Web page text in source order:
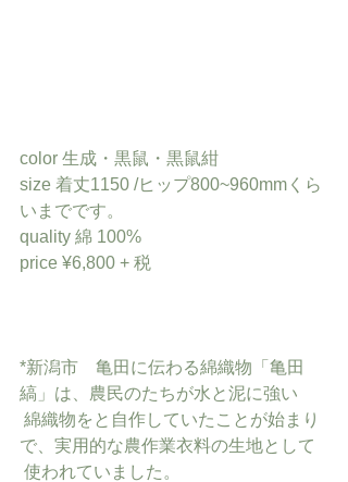
color 生成・黒鼠・黒鼠紺
size 着丈1150 /ヒップ800~960mmくら
いまでです。
quality 綿 100%
price ¥6,800 + 税
*新潟市　亀田に伝わる綿織物「亀田
縞」は、農民のたちが水と泥に強い
で、実用的な農作業衣料の生地として
使われていました。